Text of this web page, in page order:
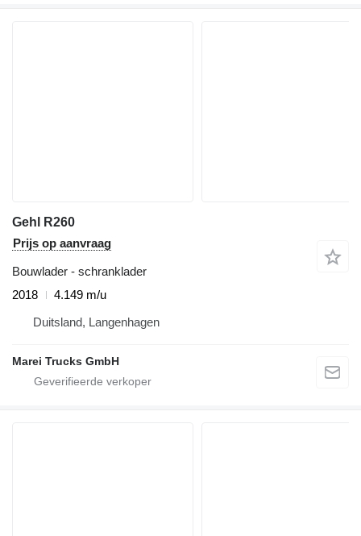
Gehl R260
Prijs op aanvraag
Bouwlader - schranklader
2018
4.149 m/u
Duitsland, Langenhagen
Marei Trucks GmbH